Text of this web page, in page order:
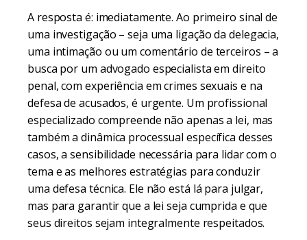
A resposta é: imediatamente. Ao primeiro sinal de
uma investigação – seja uma ligação da delegacia,
uma intimação ou um comentário de terceiros – a
busca por um advogado especialista em direito
penal, com experiência em crimes sexuais e na
defesa de acusados, é urgente. Um profissional
especializado compreende não apenas a lei, mas
também a dinâmica processual específica desses
casos, a sensibilidade necessária para lidar com o
tema e as melhores estratégias para conduzir
uma defesa técnica. Ele não está lá para julgar,
mas para garantir que a lei seja cumprida e que
seus direitos sejam integralmente respeitados.